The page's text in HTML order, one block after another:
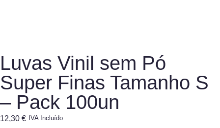
Luvas Vinil sem Pó
Super Finas Tamanho S
– Pack 100un
12,30 € IVA Incluído